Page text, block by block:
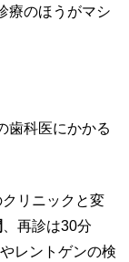
療のほうがマシ
歯科医にかかる
リニックと変
、再診は30分
レントゲンの検